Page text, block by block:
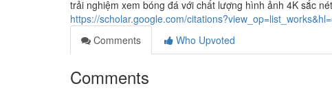
trải nghiệm xem bóng đá với chất lượng hình ảnh 4K sắc
https://scholar.google.com/
Comments
Who Upvoted
Comments